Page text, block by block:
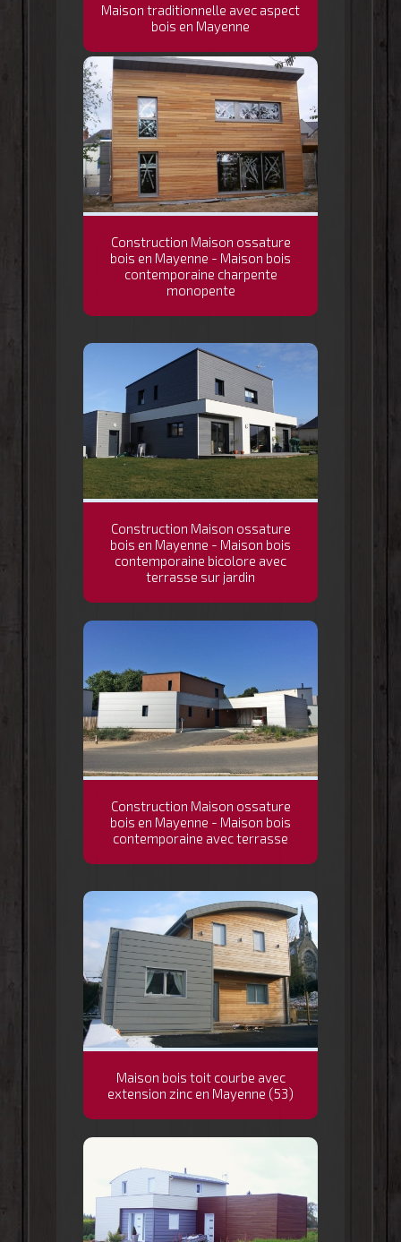
Maison traditionnelle avec aspect
bois en Mayenne
Construction Maison ossature
bois en Mayenne - Maison bois
contemporaine charpente
monopente
Construction Maison ossature
bois en Mayenne - Maison bois
contemporaine bicolore avec
terrasse sur jardin
Construction Maison ossature
bois en Mayenne - Maison bois
contemporaine avec terrasse
Maison bois toit courbe avec
extension zinc en Mayenne (53)